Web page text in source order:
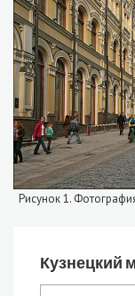
Рисунок 1.
Кузнецкий